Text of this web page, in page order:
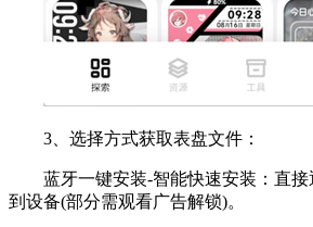
3、选择方式获取表盘文件：
蓝牙一键安装-智能快速安装：直接
到设备(部分需观看广告解锁)。